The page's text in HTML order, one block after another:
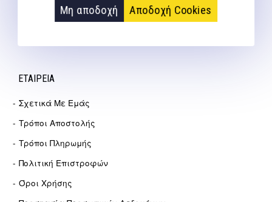
Μη αποδοχή Αποδοχή Cookies
info@salto.gr
ΕΤΑΙΡΕΊΑ
Σχετικά Με Εμάς
Τρόποι Αποστολής
Τρόποι Πληρωμής
Πολιτική Επιστροφών
Όροι Χρήσης